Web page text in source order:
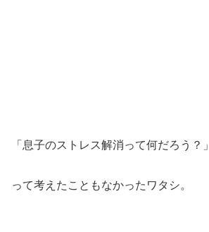
「息子のストレス解消って何だろう？」
って考えたこともなかったワタシ。